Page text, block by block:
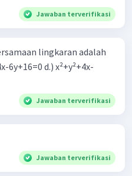
Jawaban terverifikasi
lingkaran adalah
6y+16=0 d.) x²+y²+4x-
Jawaban terverifikasi
Jawaban terverifikasi